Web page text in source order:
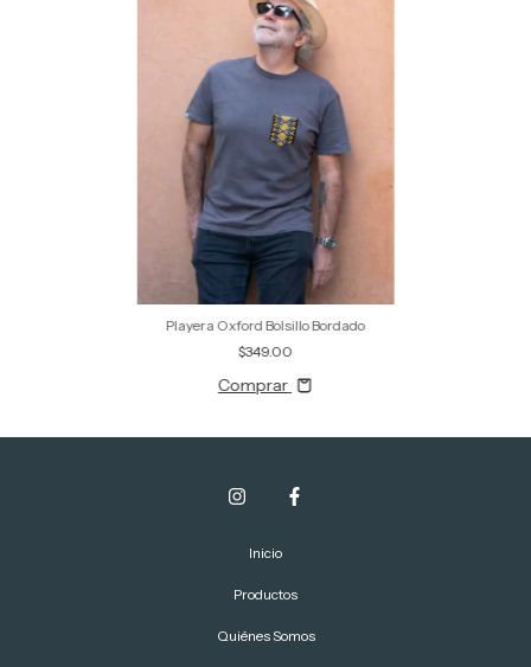
Playera Oxford Bolsillo Bordado
$349.00
Comprar
Inicio
Productos
Quiénes Somos